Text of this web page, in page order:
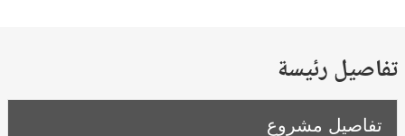
رئيسة
مشروع